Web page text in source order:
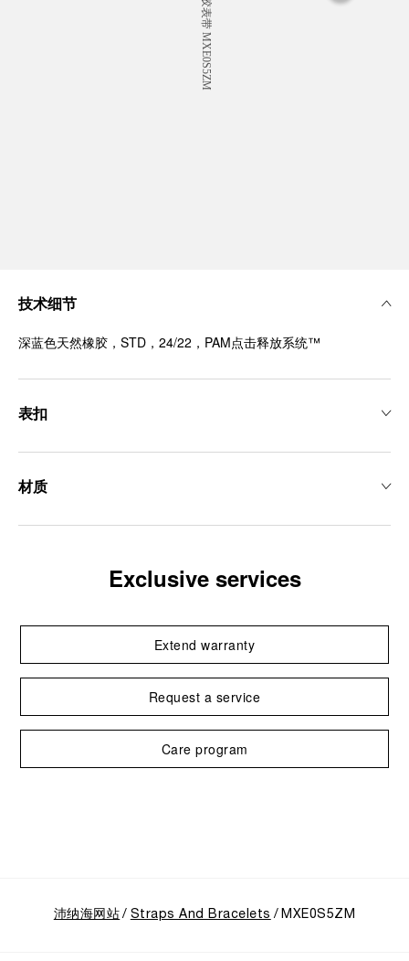
技术细节
深蓝色天然橡胶，STD，24/22，PAM点击释放系统™
表扣
材质
Exclusive services
Extend warranty
Request a service
Care program
沛纳海网站 Straps And Bracelets MXE0S5ZM